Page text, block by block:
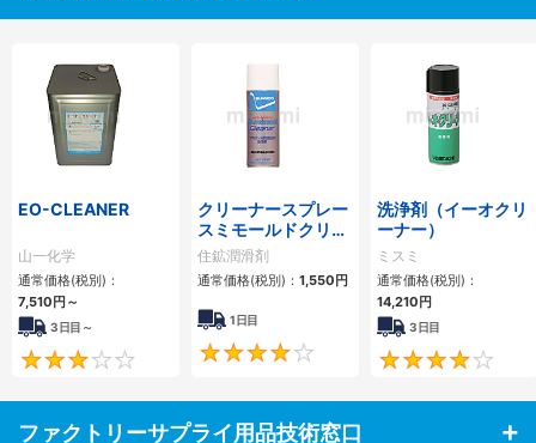
EO-CLEANER
山一化学
通常価格(税別)：
7,510円～
3日目～
3
クリーナースプレー
スミモールドクリー
ナー（金型洗浄剤）
住鉱潤滑剤
通常価格(税別)： 1,550円
1日目
4.3
洗浄剤（イーオクリ
ーナー）
ミスミ
通常価格(税別)：
14,210円
3日目
ファクトリーサプライ用品技術窓口